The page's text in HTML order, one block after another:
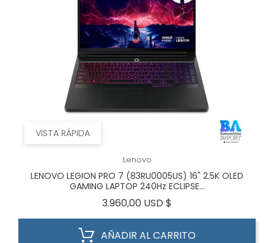
VISTA RÁPIDA
Lenovo
LENOVO LEGION PRO 7 (83RU0005US) 16" 2.5K OLED
GAMING LAPTOP 240Hz ECLIPSE...
3.960,00 USD $
AÑADIR AL CARRITO